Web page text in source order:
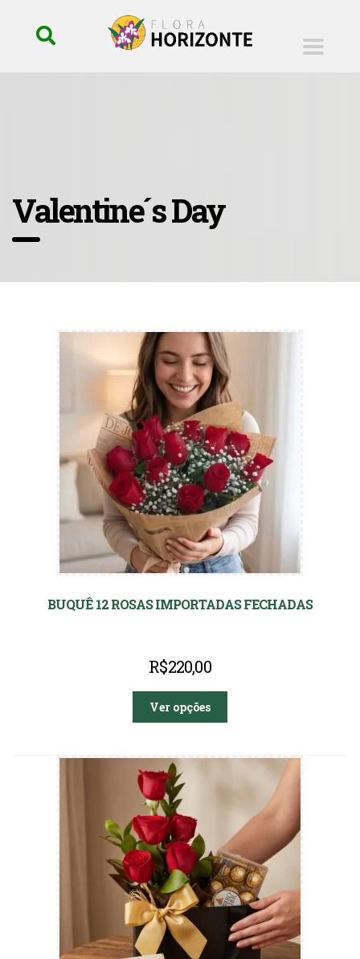
Valentine´s Day
BUQUÊ 12 ROSAS IMPORTADAS FECHADAS
R$220,00
Ver opções